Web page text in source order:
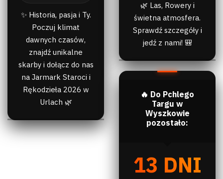
✨ Historia, pasja i Ty.
Poczuj klimat
dawnych czasów,
znajdź unikalne
skarby i dołącz do nas
na Jarmark Staroci i
Rękodzieła 2026 w
Urlach 🌿
🌿 Las, Rowery i
świetna atmosfera.
Sprawdź szczegóły i
jedź z nami! 🎒
🔥 Do Pchlego
Targu w
Wyszkowie
pozostało:
13 DNI